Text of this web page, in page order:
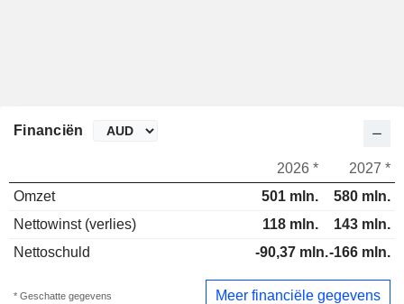
Financiën
2026 *
2027 *
Omzet
501 mln.
580 mln.
Nettowinst (verlies)
118 mln.
143 mln.
Nettoschuld
-90,37 mln.-166 mln.
* Geschatte gegevens Meer financiële gegevens